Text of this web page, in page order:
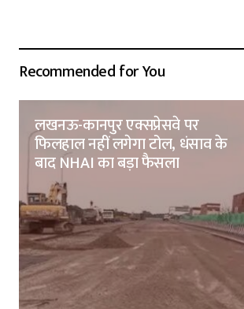
Recommended for You
लखनऊ-कानपुर एक्सप्रेसवे पर
फिलहाल नहीं लगेगा टोल, धंसाव के
बाद NHAI का बड़ा फैसला